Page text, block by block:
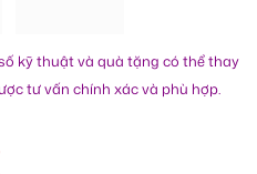
kỹ thuật và quà tặng có thể thay
tư vấn chính xác và phù hợp.